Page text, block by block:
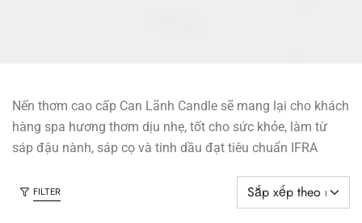
Nến thơm cao cấp Can Lãnh Candle sẽ mang lại cho khách
hàng spa hương thơm dịu nhẹ, tốt cho sức khỏe, làm từ
sáp đậu nành, sáp cọ và tinh dầu đạt tiêu chuẩn IFRA
FILTER